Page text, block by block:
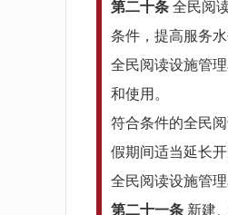
第二十条 全民阅
条件，提高服务
全民阅读设施管
和使用。
符合条件的全民
假期间适当延长开
全民阅读设施管
第二十一条 新建